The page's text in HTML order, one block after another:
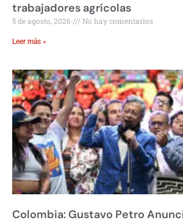
trabajadores agrícolas
5 de agosto, 2026 No hay comentarios
Leer más »
Colombia: Gustavo Petro